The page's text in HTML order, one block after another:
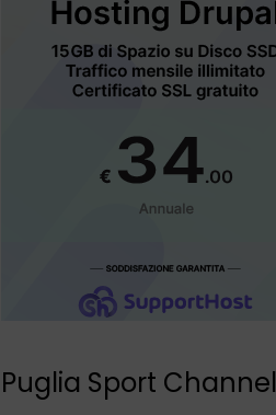
Puglia Sport Channel